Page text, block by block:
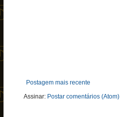
Postagem mais recente
Assinar: Postar comentários (Atom)